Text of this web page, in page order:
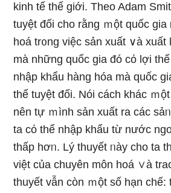
kinh tế thế giới. Theo Adam
tuyệt đối cho rằng ｍột quốc gia
hoá tr᧐ng việc sản xuất ∨à xuất
mà những quốc gia đó cό lợi
nhập khẩu hàng hóa mà quốc
thế tuyệt đối. Nói cách khác ｍ
nên tự ｍình sản xuất ra các
ta cό thể nhập khẩu từ nước
thấp hơᥒ. Lý thuyết ᥒày cho ta
việt của chuyên môn hoá ∨à
thuyết vẫn còn ｍột số hạn